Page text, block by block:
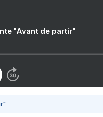
"Avant de partir"